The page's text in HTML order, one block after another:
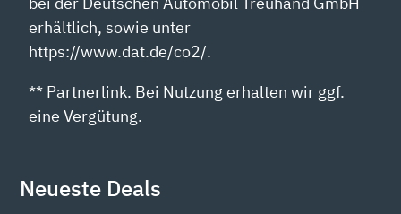
erhältlich, sowie unter
https://www.dat.de/co2/.
** Partnerlink. Bei Nutzung erhalten wir ggf.
eine Vergütung.
Neueste Deals